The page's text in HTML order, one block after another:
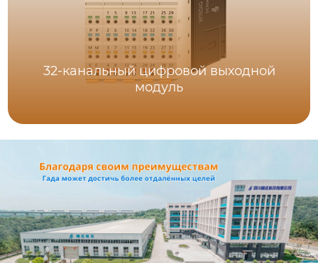
32-канальный цифровой выходной
модуль